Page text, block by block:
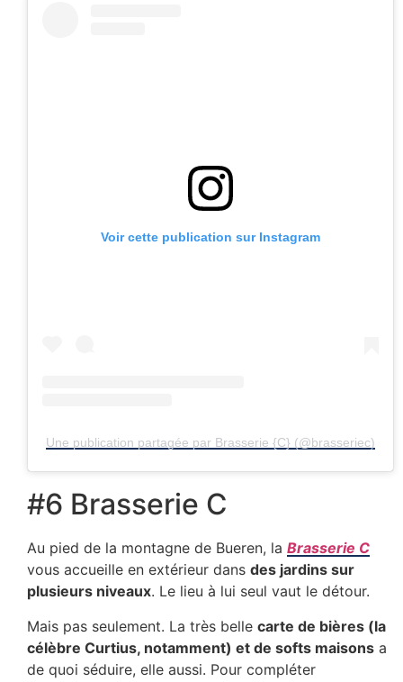
Voir cette publication sur Instagram
Une publication partagée par Brasserie {C} (@brasseriec)
#6 Brasserie C
Au pied de la montagne de Bueren, la Brasserie C
vous accueille en extérieur dans des jardins sur
plusieurs niveaux. Le lieu à lui seul vaut le détour.
Mais pas seulement. La très belle carte de bières (la
célèbre Curtius, notamment) et de softs maisons a
de quoi séduire, elle aussi. Pour compléter